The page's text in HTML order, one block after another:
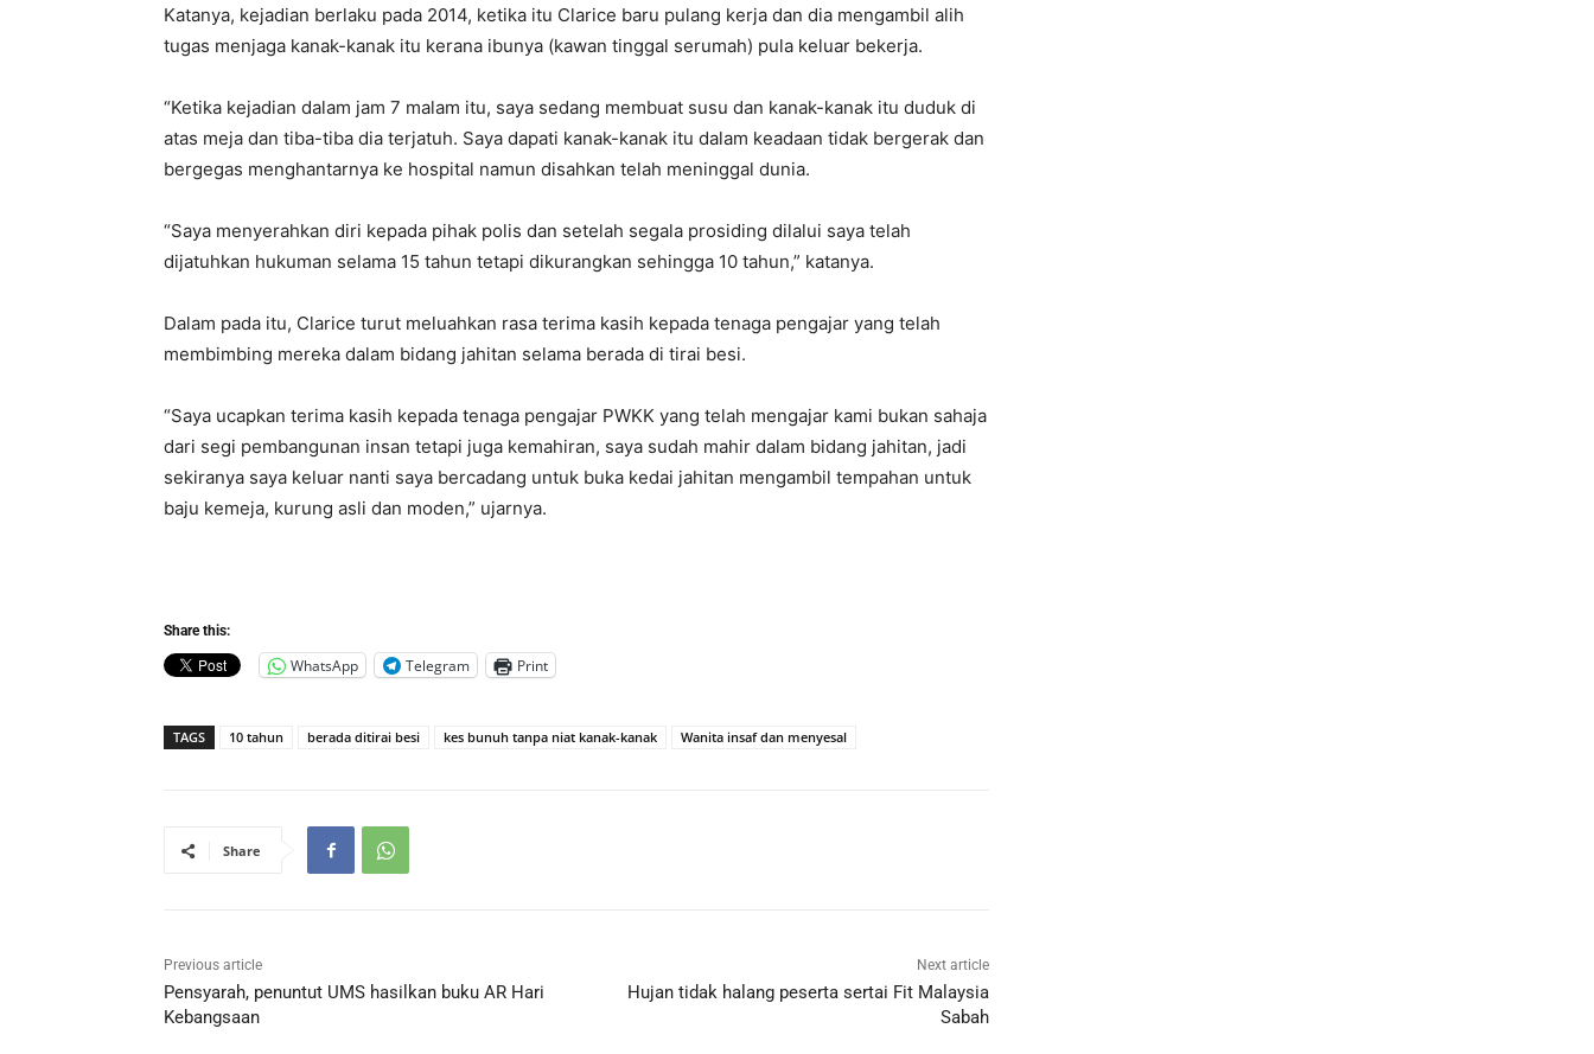
Katanya, kejadian berlaku pada 2014, ketika itu Clarice baru pulang kerja dan dia mengambil alih
tugas menjaga kanak-kanak itu kerana ibunya (kawan tinggal serumah) pula keluar bekerja.
“Ketika kejadian dalam jam 7 malam itu, saya sedang membuat susu dan kanak-kanak itu duduk di
atas meja dan tiba-tiba dia terjatuh. Saya dapati kanak-kanak itu dalam keadaan tidak bergerak dan
bergegas menghantarnya ke hospital namun disahkan telah meninggal dunia.
“Saya menyerahkan diri kepada pihak polis dan setelah segala prosiding dilalui saya telah
dijatuhkan hukuman selama 15 tahun tetapi dikurangkan sehingga 10 tahun,” katanya.
Dalam pada itu, Clarice turut meluahkan rasa terima kasih kepada tenaga pengajar yang telah
membimbing mereka dalam bidang jahitan selama berada di tirai besi.
“Saya ucapkan terima kasih kepada tenaga pengajar PWKK yang telah mengajar kami bukan sahaja
dari segi pembangunan insan tetapi juga kemahiran, saya sudah mahir dalam bidang jahitan, jadi
sekiranya saya keluar nanti saya bercadang untuk buka kedai jahitan mengambil tempahan untuk
baju kemeja, kurung asli dan moden,” ujarnya.
Share this:
WhatsApp Telegram Print
TAGS 10 tahun berada ditirai besi kes bunuh tanpa niat kanak-kanak Wanita insaf dan menyesal
Share
Previous article
Pensyarah, penuntut UMS hasilkan buku AR Hari
Kebangsaan
Next article
Hujan tidak halang peserta sertai Fit Malaysia
Sabah